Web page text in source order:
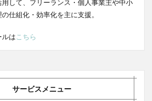
して、フリーランス・個人事業主や中小
仕組化・効率化を主に支援。
ルは こちら
サービスメニュー